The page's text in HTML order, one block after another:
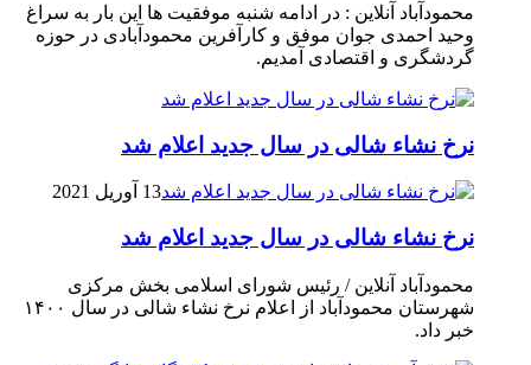
محمودآباد آنلاین : در ادامه شنبه موفقیت ها این بار به سراغ
وحید احمدی جوان موفق و کارآفرین محمودآبادی در حوزه
گردشگری و اقتصادی آمدیم.
نرخ نشاء شالی در سال جدید اعلام شد
13 آوریل 2021
نرخ نشاء شالی در سال جدید اعلام شد
محمودآباد آنلاین / رئیس شورای اسلامی بخش مرکزی
شهرستان محمودآباد از اعلام نرخ نشاء شالی در سال ۱۴۰۰
خبر داد.